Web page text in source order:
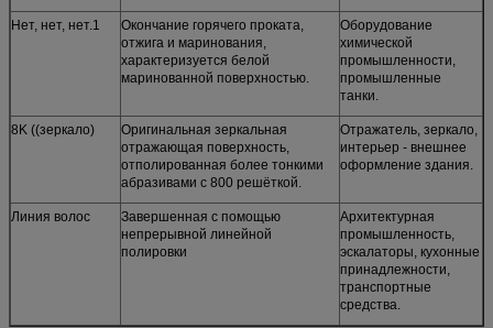
Нет, нет, нет.1
Окончание горячего проката,
отжига и маринования,
характеризуется белой
маринованной поверхностью.
Оборудование
химической
промышленности,
промышленные
танки.
8K ((зеркало)
Оригинальная зеркальная
отражающая поверхность,
отполированная более тонкими
абразивами с 800 решёткой.
Отражатель, зеркало,
интерьер - внешнее
оформление здания.
Линия волос
Завершенная с помощью
непрерывной линейной
полировки
Архитектурная
промышленность,
эскалаторы, кухонные
принадлежности,
транспортные
средства.